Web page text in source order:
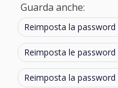
Guarda anche:
Reimposta la
Reimposta le password
Reimposta la